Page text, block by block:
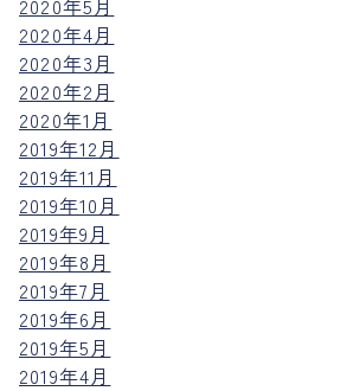
2020年5月
2020年4月
2020年3月
2020年2月
2020年1月
2019年12月
2019年11月
2019年10月
2019年9月
2019年8月
2019年7月
2019年6月
2019年5月
2019年4月